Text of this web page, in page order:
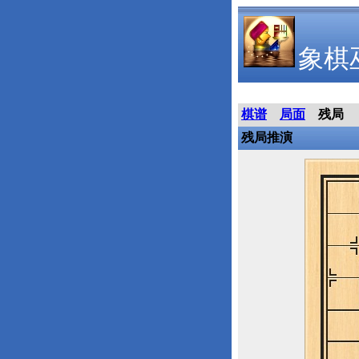
象棋
棋谱 局面
残局
残局推演